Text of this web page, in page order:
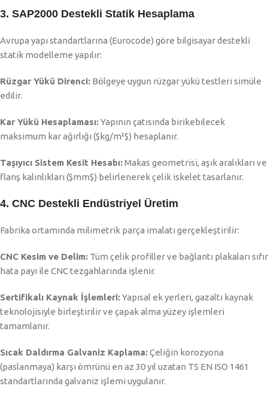
3. SAP2000 Destekli Statik Hesaplama
Avrupa yapı standartlarına (Eurocode) göre bilgisayar destekli
statik modelleme yapılır:
Rüzgar Yükü Direnci: Bölgeye uygun rüzgar yükü testleri simüle
edilir.
Kar Yükü Hesaplaması:Yapının çatısında birikebilecek
maksimum kar ağırlığı ($kg/m²$) hesaplanır.
Taşıyıcı Sistem Kesit Hesabı:Makas geometrisi, aşık aralıkları ve
flanş kalınlıkları ($mm$) belirlenerek çelik iskelet tasarlanır.
4. CNC Destekli Endüstriyel Üretim
Fabrika ortamında milimetrik parça imalatı gerçekleştirilir:
CNC Kesim ve Delim: Tüm çelik profiller ve bağlantı plakaları sıfır
hata payı ile CNC tezgahlarında işlenir.
Sertifikalı Kaynak İşlemleri:Yapısal ek yerleri, gazaltı kaynak
teknolojisiyle birleştirilir ve çapak alma yüzey işlemleri
tamamlanır.
Sıcak Daldırma Galvaniz Kaplama:Çeliğin korozyona
(paslanmaya) karşı ömrünü en az 30 yıl uzatan TS EN ISO 1461
standartlarında galvaniz işlemi uygulanır.